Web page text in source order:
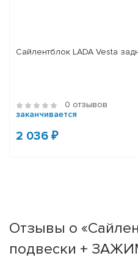
Сайлентблок LADA Vesta
0 отзывов
заканчивается
2 036 ₽
Отзывы о
подвески +